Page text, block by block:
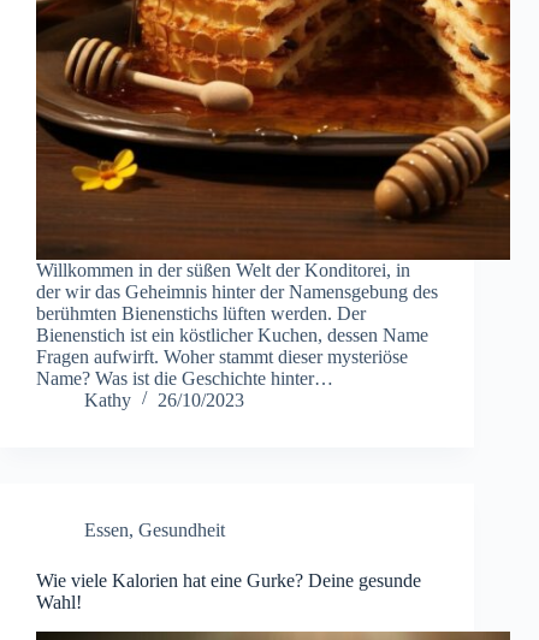
Willkommen in der süßen Welt der Konditorei, in
der wir das Geheimnis hinter der Namensgebung des
berühmten Bienenstichs lüften werden. Der
Bienenstich ist ein köstlicher Kuchen, dessen Name
Fragen aufwirft. Woher stammt dieser mysteriöse
Name? Was ist die Geschichte hinter…
Kathy
26/10/2023
Essen, Gesundheit
Wie viele Kalorien hat eine Gurke? Deine gesunde
Wahl!